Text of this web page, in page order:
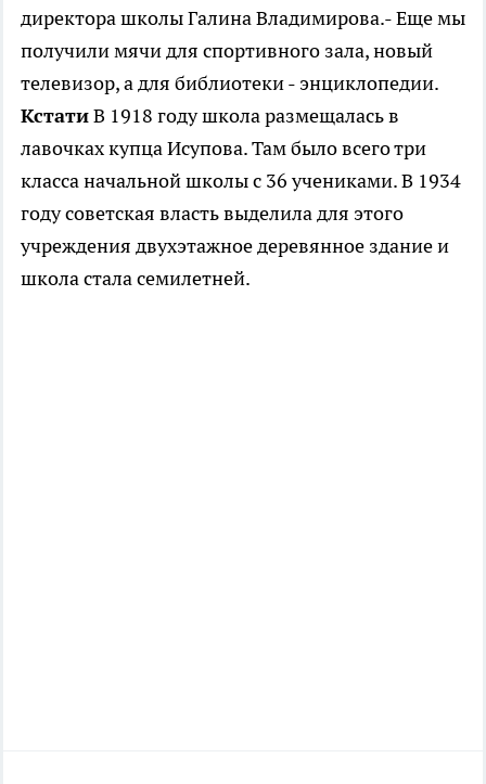
директора школы Галина Владимирова.- Еще мы
получили мячи для спортивного зала, новый
телевизор, а для библиотеки - энциклопедии.
КстатиВ 1918 году школа размещалась в
лавочках купца Исупова. Там было всего три
класса начальной школы с 36 учениками. В 1934
году советская власть выделила для этого
учреждения двухэтажное деревянное здание и
школа стала семилетней.